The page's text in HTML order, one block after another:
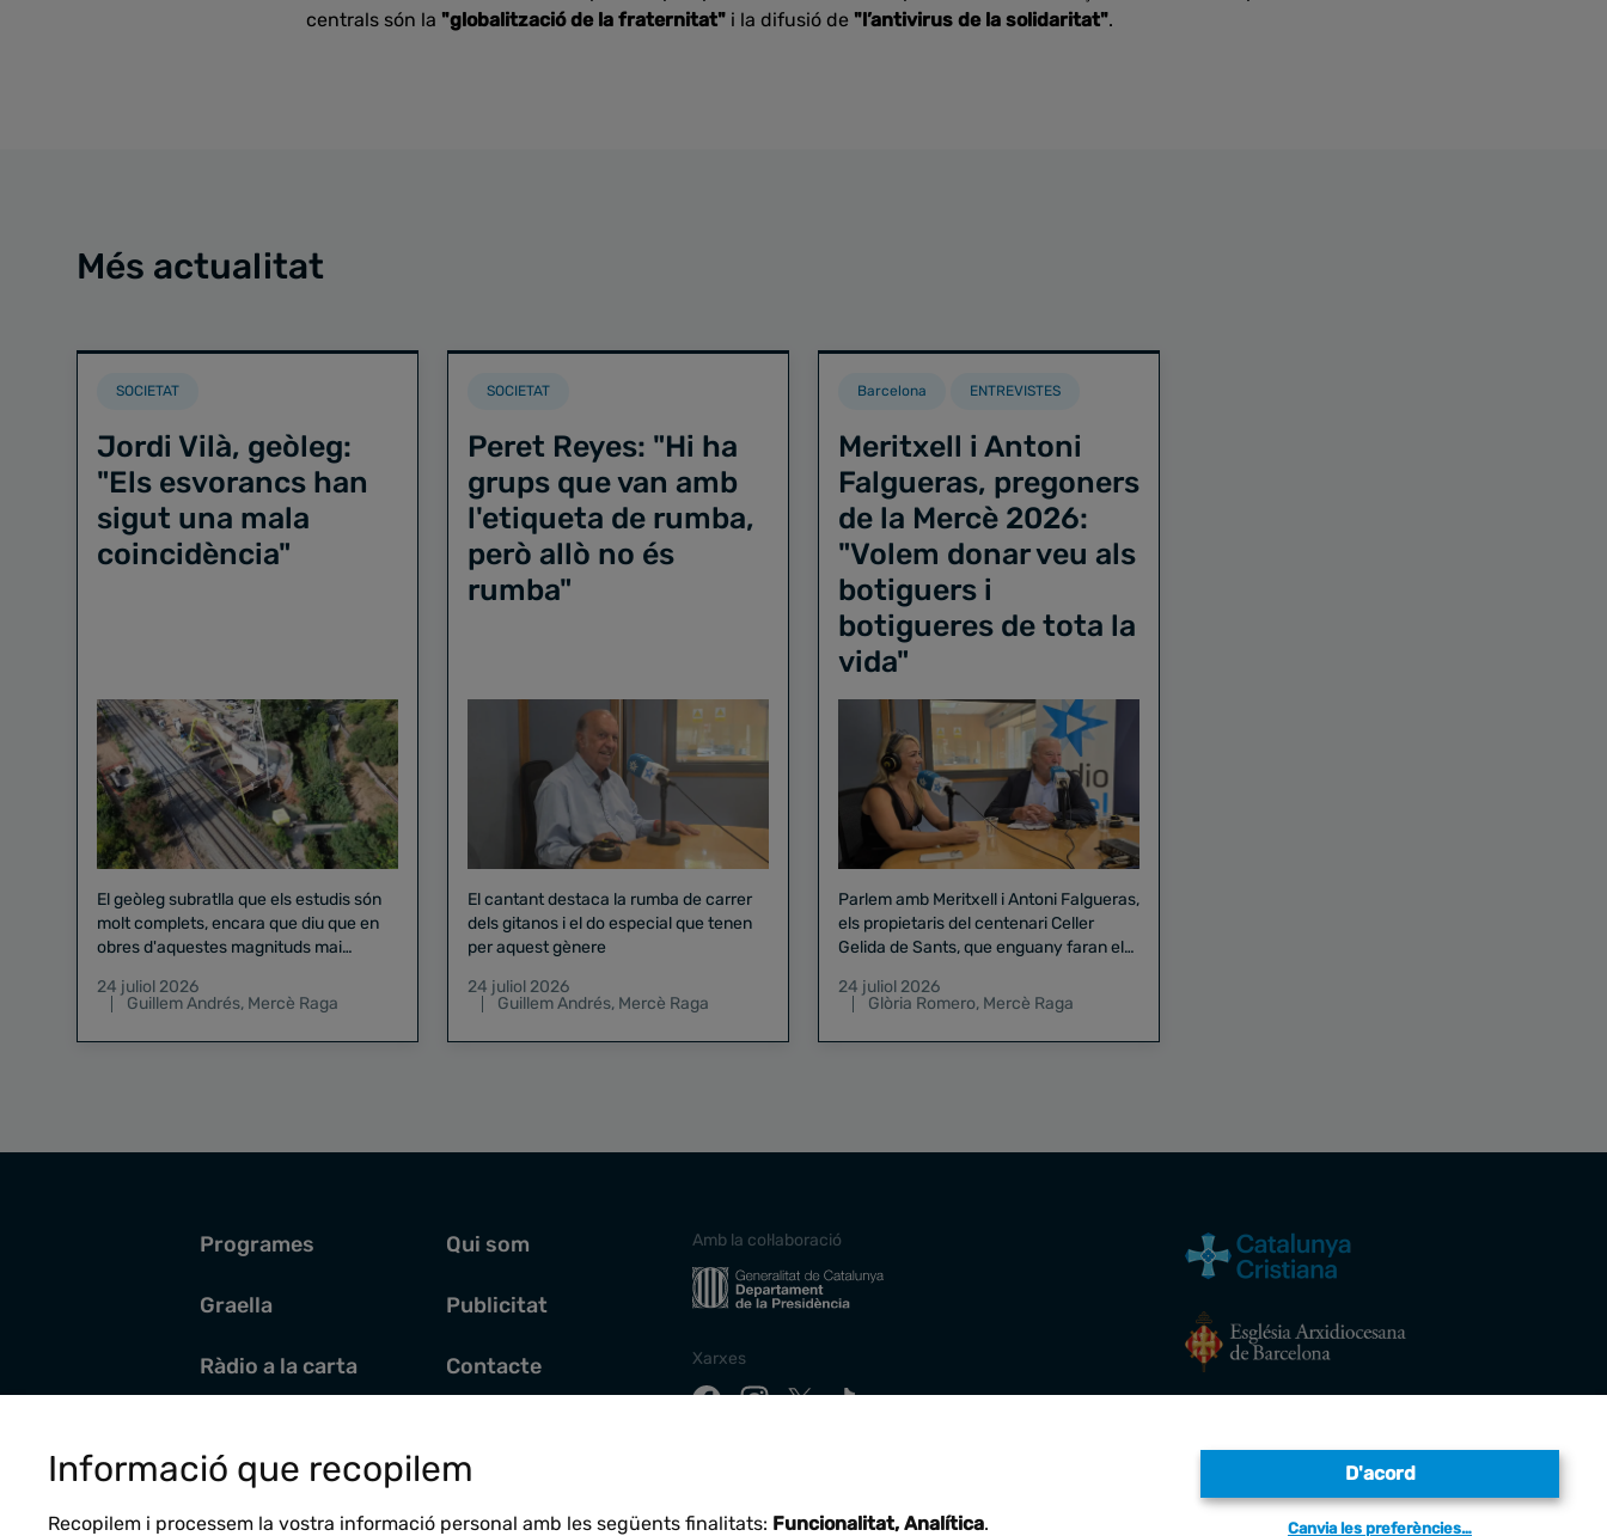
centrals són la "globalització de la fraternitat" i la difusió de "l’antivirus de la solidaritat".
Més actualitat
SOCIETAT
Jordi Vilà, geòleg:
"Els esvorancs han
sigut una mala
coincidència"
El geòleg subratlla que els estudis són
molt complets, encara que diu que en
obres d'aquestes magnituds mai
24 juliol 2026
Guillem Andrés, Mercè Raga
SOCIETAT
Peret Reyes: "Hi ha
grups que van amb
l'etiqueta de rumba,
però allò no és
rumba"
El cantant destaca la rumba de carrer
dels gitanos i el do especial que tenen
per aquest gènere
24 juliol 2026
Guillem Andrés, Mercè Raga
Barcelona ENTREVISTES
Meritxell i Antoni
Falgueras, pregoners
de la Mercè 2026:
"Volem donar veu als
botiguers i
botigueres de tota la
vida"
Parlem amb Meritxell i Antoni Falgueras,
els propietaris del centenari Celler
Gelida de Sants, que enguany faran el
24 juliol 2026
Glòria Romero, Mercè Raga
Programes
Graella
Ràdio a la carta
Actualitat
Qui som
Publicitat
Contacte
Amb la col·laboració
Xarxes
Informació que recopilem
Recopilem i processem la vostra informació personal amb les següents finalitats: Funcionalitat, Analítica.
D'acord
Canvia les preferències…